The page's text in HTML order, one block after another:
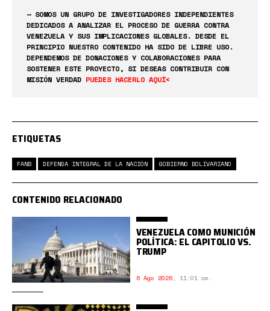
— SOMOS UN GRUPO DE INVESTIGADORES INDEPENDIENTES
DEDICADOS A ANALIZAR EL PROCESO DE GUERRA CONTRA
VENEZUELA Y SUS IMPLICACIONES GLOBALES. DESDE EL
PRINCIPIO NUESTRO CONTENIDO HA SIDO DE LIBRE USO.
DEPENDEMOS DE DONACIONES Y COLABORACIONES PARA
SOSTENER ESTE PROYECTO, SI DESEAS CONTRIBUIR CON
MISIÓN VERDAD PUEDES HACERLO AQUÍ<
ETIQUETAS
FANB DEFENSA INTEGRAL DE LA NACIÓN GOBIERNO BOLIVARIANO
CONTENIDO RELACIONADO
VENEZUELA COMO MUNICIÓN
POLÍTICA: EL CAPITOLIO VS.
TRUMP
6 Ago 2026, 11:01 am.